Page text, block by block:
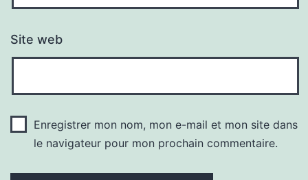
Site web
Enregistrer mon nom, mon e-mail et mon site dans
le navigateur pour mon prochain commentaire.